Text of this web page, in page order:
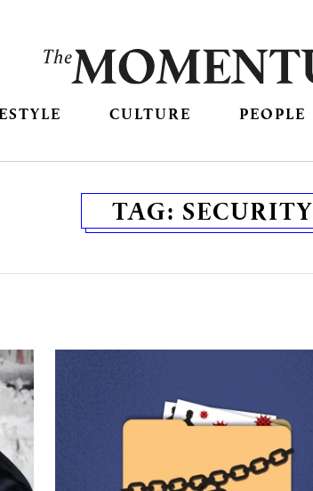
CULTURE PEOPLE
TAG: SECURITY